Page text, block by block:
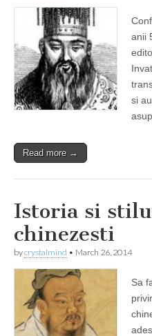
anii
si
Read more →
Istoria si
chinezesti
bycrystalmind • March 26, 2014
Sa